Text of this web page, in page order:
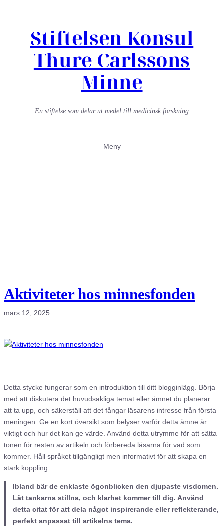
Stiftelsen Konsul
Thure Carlssons
Minne
En stiftelse som delar ut medel till medicinsk forskning
Meny
Aktiviteter hos minnesfonden
mars 12, 2025
Detta stycke fungerar som en introduktion till ditt blogginlägg. Börja
med att diskutera det huvudsakliga temat eller ämnet du planerar
att ta upp, och säkerställ att det fångar läsarens intresse från första
meningen. Ge en kort översikt som belyser varför detta ämne är
viktigt och hur det kan ge värde. Använd detta utrymme för att sätta
tonen för resten av artikeln och förbereda läsarna för vad som
kommer. Håll språket tillgängligt men informativt för att skapa en
stark koppling.
Ibland bär de enklaste ögonblicken den djupaste visdomen.
Låt tankarna stillna, och klarhet kommer till dig. Använd
detta citat för att dela något inspirerande eller reflekterande,
perfekt anpassat till artikelns tema.